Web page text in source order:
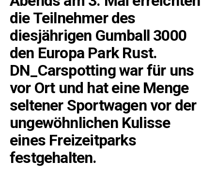
die Teilnehmer des
diesjährigen Gumball 3000
den Europa Park Rust.
DN_Carspotting war für uns
vor Ort und hat eine Menge
seltener Sportwagen vor der
ungewöhnlichen Kulisse
eines Freizeitparks
festgehalten.